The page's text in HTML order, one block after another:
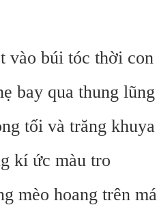
vào búi tóc thời
bay qua thung
tối và trăng khuya
kí ức màu tro
mèo hoang trên